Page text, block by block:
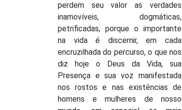
perdem seu valor as verdades
inamovíveis, dogmáticas,
petrificadas, porque o importante
na vida é discernir, em cada
encruzilhada do percurso, o que nos
diz hoje o Deus da Vida, sua
Presença e sua voz manifestada
nos rostos e nas existências de
homens e mulheres de nosso